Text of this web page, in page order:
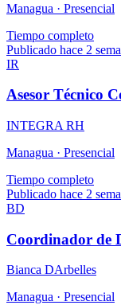
Managua · Presencial
Tiempo completo
Publicado hace 2
IR
Asesor Técnico
INTEGRA RH
Managua · Presencial
Tiempo completo
Publicado hace 2
BD
Coordinador de
Bianca DArbelles
Managua · Presencial